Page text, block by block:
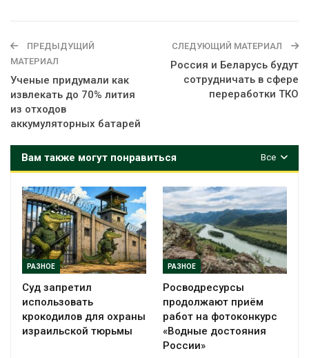
ПРЕДЫДУЩИЙ
МАТЕРИАЛ
Ученые придумали как
извлекать до 70% лития
из отходов
аккумуляторных батарей
СЛЕДУЮЩИЙ МАТЕРИАЛ
Россия и Беларусь будут
сотрудничать в сфере
переработки ТКО
Все
Вам также могут понравиться
РАЗНОЕ
Суд запретил
использовать
крокодилов для охраны
израильской тюрьмы
РАЗНОЕ
Росводресурсы
продолжают приём
работ на фотоконкурс
«Водные достояния
России»